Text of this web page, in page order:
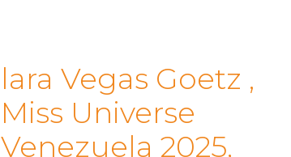
lara Vegas Goetz ,
Miss Universe
Venezuela 2025,